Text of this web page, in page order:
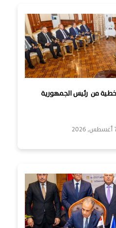
خطية من رئيس الجمهورية